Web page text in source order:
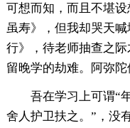
可想而知，而且不堪
虽寿》，但我却哭天
行》，待老师抽查之
留晚学的劫难。阿弥陀
吾在学习上可谓“
舍人护卫扶之。”，没